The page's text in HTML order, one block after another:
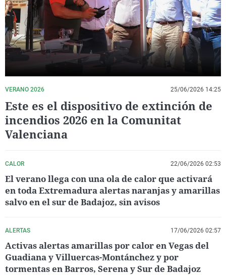
La rosa de los vientos
Gente viajera
Como el perro y el
Caso
Retornados
Equipo de
Operación Viuda
Extremadura
Galicia
La Rioja
Navarra
País Vasco
Virales
Televisión
Elecciones
VERANO 2026 25/06/2026 14:25
Este es el dispositivo de extinción de
incendios 2026 en la Comunitat
Valenciana
CALOR 22/06/2026 02:53
El verano llega con una ola de calor que activará
en toda Extremadura alertas naranjas y amarillas
salvo en el sur de Badajoz, sin avisos
ALERTAS 17/06/2026 02:57
Activas alertas amarillas por calor en Vegas del
Guadiana y Villuercas-Montánchez y por
tormentas en Barros, Serena y Sur de Badajoz